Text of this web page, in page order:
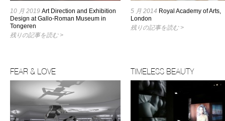
10 月 2019 Art Direction and Exhibition
Design at Gallo-Roman Museum in
Tongeren
残りの記事を読む >
5 月 2014 Royal Academy of Arts,
London
残りの記事を読む >
FEAR & LOVE TIMELESS BEAUTY